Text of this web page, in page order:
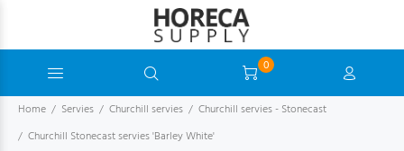
0
Home Servies Churchill servies
Churchill servies - Stonecast
Churchill Stonecast servies 'Barley White'